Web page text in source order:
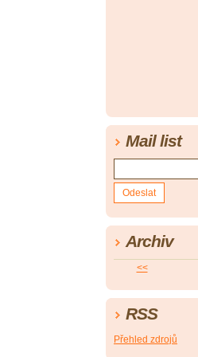
Mail list
Archiv
<<
RSS
Přehled zdrojů